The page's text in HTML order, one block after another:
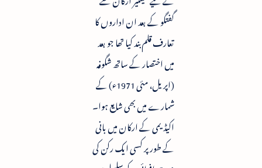
گفتگو کے بعد ان اداروں کا
تعارف قلم بند کیا تھا جو بعد
میں اختصار کے ساتھ شگوفہ
(اپریل، مئی 1971ء) کے
شمارے میں بھی شایع ہوا۔
اکیڈیمی کے ارکان میں بانی
کے طور پر کسی ایک رکن کی